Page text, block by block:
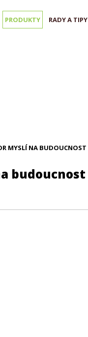
PRODUKTY RADY A TIPY
MYSLÍ NA BUDOUCNOST
budoucnost